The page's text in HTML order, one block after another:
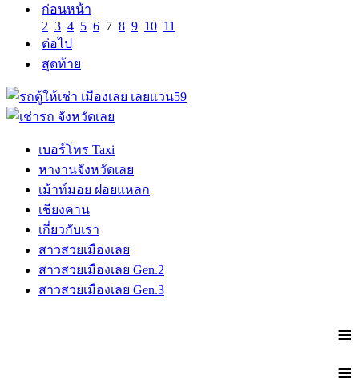
ก่อนหน้า
2 3 4 5 6 7 8 9 10 11
ต่อไป
สุดท้าย
เบอร์โทร Taxi
หางานจังหวัดเลย
เม้าท์มอย ฝอยแหลก
เชียงคาน
เกี่ยวกับเรา
สาวสวยเมืองเลย
สาวสวยเมืองเลย Gen.2
สาวสวยเมืองเลย Gen.3
≡
≡